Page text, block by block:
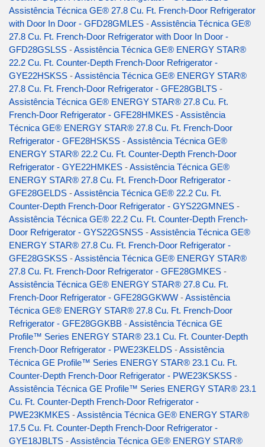
Assistência Técnica GE® 27.8 Cu. Ft. French-Door Refrigerator
with Door In Door - GFD28GMLES -Assistência Técnica GE®
27.8 Cu. Ft. French-Door Refrigerator with Door In Door -
GFD28GSLSS -Assistência Técnica GE® ENERGY STAR®
22.2 Cu. Ft. Counter-Depth French-Door Refrigerator -
GYE22HSKSS -Assistência Técnica GE® ENERGY STAR®
27.8 Cu. Ft. French-Door Refrigerator - GFE28GBLTS -
Assistência Técnica GE® ENERGY STAR® 27.8 Cu. Ft.
French-Door Refrigerator - GFE28HMKES -Assistência
Técnica GE® ENERGY STAR® 27.8 Cu. Ft. French-Door
Refrigerator - GFE28HSKSS -Assistência Técnica GE®
ENERGY STAR® 22.2 Cu. Ft. Counter-Depth French-Door
Refrigerator - GYE22HMKES -Assistência Técnica GE®
ENERGY STAR® 27.8 Cu. Ft. French-Door Refrigerator -
GFE28GELDS -Assistência Técnica GE® 22.2 Cu. Ft.
Counter-Depth French-Door Refrigerator - GYS22GMNES -
Assistência Técnica GE® 22.2 Cu. Ft. Counter-Depth French-
Door Refrigerator - GYS22GSNSS -Assistência Técnica GE®
ENERGY STAR® 27.8 Cu. Ft. French-Door Refrigerator -
GFE28GSKSS -Assistência Técnica GE® ENERGY STAR®
27.8 Cu. Ft. French-Door Refrigerator - GFE28GMKES -
Assistência Técnica GE® ENERGY STAR® 27.8 Cu. Ft.
French-Door Refrigerator - GFE28GGKWW -Assistência
Técnica GE® ENERGY STAR® 27.8 Cu. Ft. French-Door
Refrigerator - GFE28GGKBB -Assistência Técnica GE
Profile™ Series ENERGY STAR® 23.1 Cu. Ft. Counter-Depth
French-Door Refrigerator - PWE23KELDS -Assistência
Técnica GE Profile™ Series ENERGY STAR® 23.1 Cu. Ft.
Counter-Depth French-Door Refrigerator - PWE23KSKSS -
Assistência Técnica GE Profile™ Series ENERGY STAR® 23.1
Cu. Ft. Counter-Depth French-Door Refrigerator -
PWE23KMKES -Assistência Técnica GE® ENERGY STAR®
17.5 Cu. Ft. Counter-Depth French-Door Refrigerator -
GYE18JBLTS -Assistência Técnica GE® ENERGY STAR®